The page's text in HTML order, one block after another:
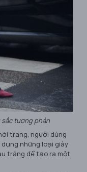
sắc tương phản
trang, người dùng
những loại giày
trắng để tạo ra một